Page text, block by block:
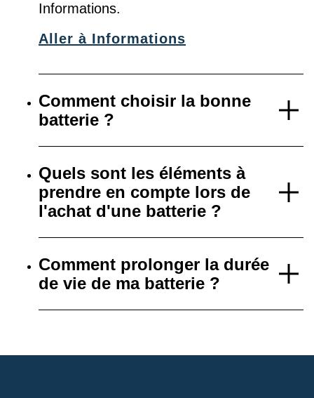
Informations.
Aller à Informations
Comment choisir la bonne
batterie ?
Quels sont les éléments à
prendre en compte lors de
l'achat d'une batterie ?
Comment prolonger la durée
de vie de ma batterie ?